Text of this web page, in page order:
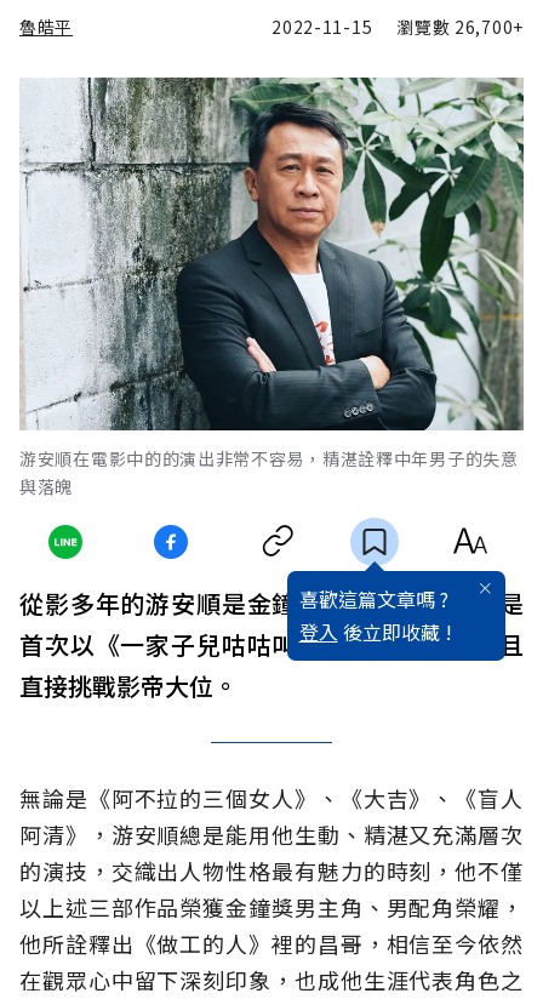
魯皓平 2022-11-15 瀏覽數 26,700+
游安順在電影中的的演出非常不容易，精湛詮釋中年男子的失意
與落魄
喜歡這篇文章嗎 ?
登入 後立即收藏 !
從影多年的游安順是金鐘獎常客，但這回他是
首次以《一家子兒咕咕叫》入圍金馬獎，而且
直接挑戰影帝大位。
無論是《阿不拉的三個女人》、《大吉》、《盲人
阿清》，游安順總是能用他生動、精湛又充滿層次
的演技，交織出人物性格最有魅力的時刻，他不僅
以上述三部作品榮獲金鐘獎男主角、男配角榮耀，
他所詮釋出《做工的人》裡的昌哥，相信至今依然
在觀眾心中留下深刻印象，也成他生涯代表角色之